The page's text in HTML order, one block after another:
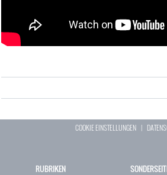
COOKIE EINSTELLUNGEN |
RUBRIKEN